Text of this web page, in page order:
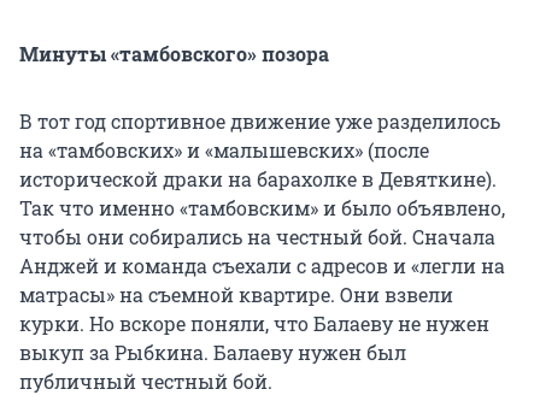
Минуты «тамбовского» позора
В тот год спортивное движение уже разделилось
на «тамбовских» и «малышевских» (после
исторической драки на барахолке в Девяткине).
Так что именно «тамбовским» и было объявлено,
чтобы они собирались на честный бой. Сначала
Анджей и команда съехали с адресов и «легли на
матрасы» на съемной квартире. Они взвели
курки. Но вскоре поняли, что Балаеву не нужен
выкуп за Рыбкина. Балаеву нужен был
публичный честный бой.